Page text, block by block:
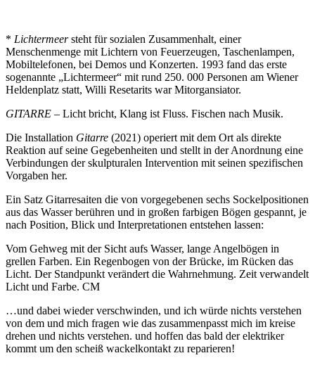
* Lichtermeersteht für sozialen Zusammenhalt, einer
Menschenmenge mit Lichtern von Feuerzeugen, Taschenlampen,
Mobiltelefonen, bei Demos und Konzerten. 1993 fand das erste
sogenannte „Lichtermeer“ mit rund 250. 000 Personen am Wiener
Heldenplatz statt, Willi Resetarits war Mitorgansiator.
GITARRE – Licht bricht, Klang ist Fluss. Fischen nach Musik.
​Die Installation Gitarre (2021) operiert mit dem Ort als direkte
Reaktion auf seine Gegebenheiten und stellt in der Anordnung eine
Verbindungen der skulpturalen Intervention mit seinen spezifischen
Vorgaben her.
Ein Satz Gitarresaiten die von vorgegebenen sechs Sockelpositionen
aus das Wasser berühren und in großen farbigen Bögen gespannt, je
nach Position, Blick und Interpretationen entstehen lassen:
Vom Gehweg mit der Sicht aufs Wasser, lange Angelbögen in
grellen Farben. Ein Regenbogen von der Brücke, im Rücken das
Licht. Der Standpunkt verändert die Wahrnehmung. Zeit verwandelt
Licht und Farbe. CM
…und dabei wieder verschwinden, und ich würde nichts verstehen
von dem und mich fragen wie das zusammenpasst mich im kreise
drehen und nichts verstehen. und hoffen das bald der elektriker
kommt um den scheiß wackelkontakt zu reparieren!